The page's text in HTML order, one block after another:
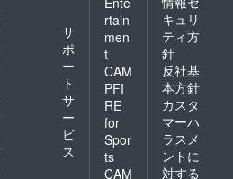
サ
ポ
ー
ト
サ
ー
ビ
ス
rtain
men
t
CAM
PFI
RE
for
Spor
ts
CAM
キュリ
ティ方
針
反社基
本方針
カスタ
マーハ
ラスメ
ントに
対する